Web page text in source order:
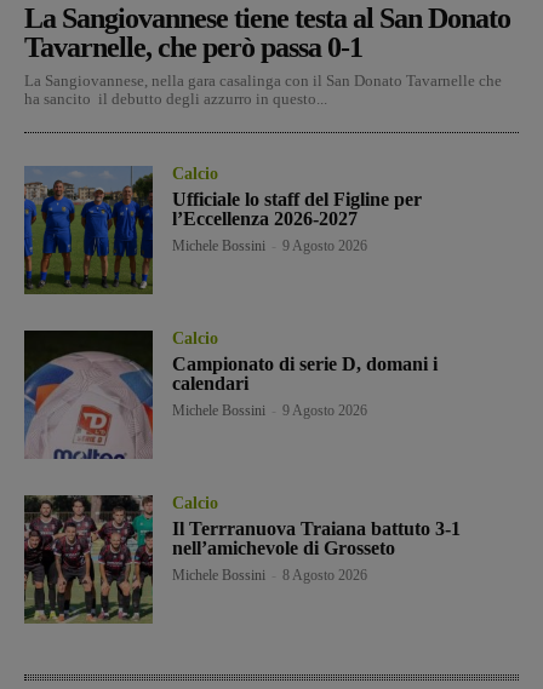
La Sangiovannese tiene testa al San Donato
Tavarnelle, che però passa 0-1
La Sangiovannese, nella gara casalinga con il San Donato Tavarnelle che
ha sancito il debutto degli azzurro in questo...
Calcio
Ufficiale lo staff del Figline per
l’Eccellenza 2026-2027
Michele Bossini 9 Agosto 2026
Calcio
Campionato di serie D, domani i
calendari
Michele Bossini 9 Agosto 2026
Calcio
Il Terrranuova Traiana battuto 3-1
nell’amichevole di Grosseto
Michele Bossini 8 Agosto 2026